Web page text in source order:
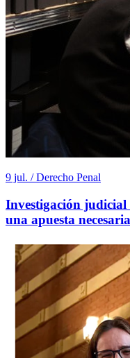
9 jul. / Derecho Penal
Investigación judicial
una apuesta